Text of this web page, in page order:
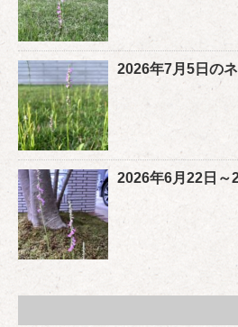
2026年7月5日の
2026年6月22日～